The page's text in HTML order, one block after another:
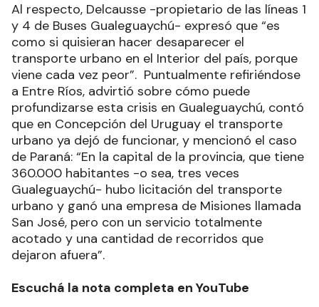
Al respecto, Delcausse -propietario de las líneas 1
y 4 de Buses Gualeguaychú- expresó que “es
como si quisieran hacer desaparecer el
transporte urbano en el Interior del país, porque
viene cada vez peor”. Puntualmente refiriéndose
a Entre Ríos, advirtió sobre cómo puede
profundizarse esta crisis en Gualeguaychú, contó
que en Concepción del Uruguay el transporte
urbano ya dejó de funcionar, y mencionó el caso
de Paraná: “En la capital de la provincia, que tiene
360.000 habitantes -o sea, tres veces
Gualeguaychú- hubo licitación del transporte
urbano y ganó una empresa de Misiones llamada
San José, pero con un servicio totalmente
acotado y una cantidad de recorridos que
dejaron afuera”.
Escuchá la nota completa en YouTube